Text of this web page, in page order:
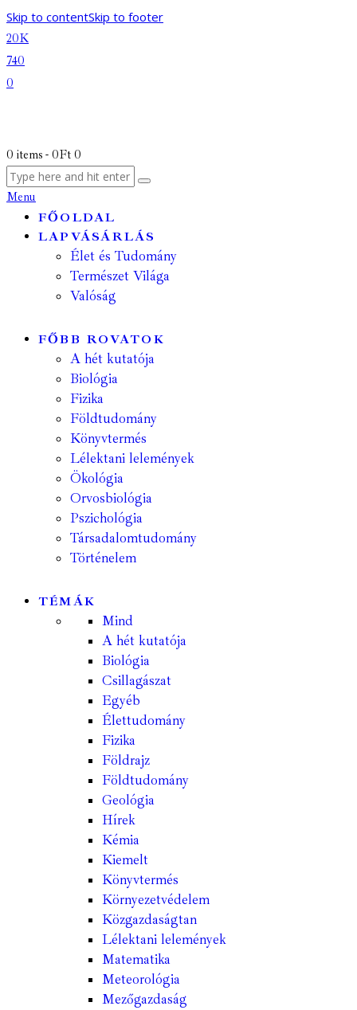
Skip to contentSkip to footer
20K
740
0
0 items - 0Ft 0
Menu
FŐOLDAL
LAPVÁSÁRLÁS
Élet és Tudomány
Természet Világa
Valóság
FŐBB ROVATOK
A hét kutatója
Biológia
Fizika
Földtudomány
Könyvtermés
Lélektani lelemények
Ökológia
Orvosbiológia
Pszichológia
Társadalomtudomány
Történelem
TÉMÁK
Mind
A hét kutatója
Biológia
Csillagászat
Egyéb
Élettudomány
Fizika
Földrajz
Földtudomány
Geológia
Hírek
Kémia
Kiemelt
Könyvtermés
Környezetvédelem
Közgazdaságtan
Lélektani lelemények
Matematika
Meteorológia
Mezőgazdaság